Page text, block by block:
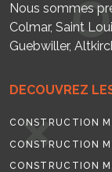
Nous sommes
Colmar, Saint
Guebwiller,
DECOUVREZ
CONSTRUCTION
CONSTRUCTION
CONSTRUCTION